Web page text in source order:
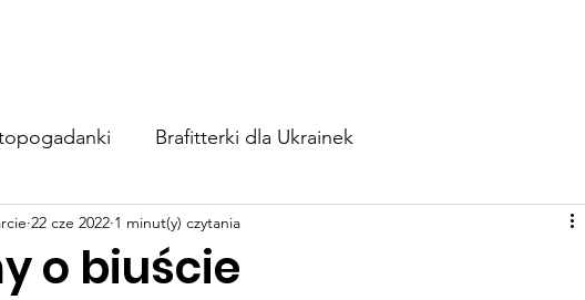
Brafitterki dla Ukrainek
o biuście
22 cze 2022 1 minut(y) czytania